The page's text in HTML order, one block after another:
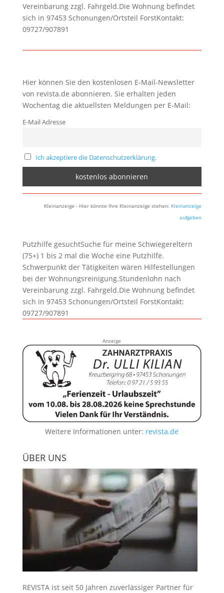
Vereinbarung zzgl. Fahrgeld.Die Wohnung befindet
sich in 97453 Schonungen/Ortsteil ForstKontakt:
09727/907891
Hier können Sie den kostenlosen E-Mail-Newsletter
von revista.de abonnieren. Sie erhalten jeden
Wochentag die aktuellsten Meldungen per E-Mail:
E-Mail Adresse
Ich akzeptiere die Datenschutzerklärung.
Kleinanzeige - Hier könnte Ihre Kleinanzeige stehen: Kleinanzeige
aufgeben
Putzhilfe gesuchtSuche für meine Schwiegereltern
(75+) 1 bis 2 mal die Woche eine Putzhilfe.
Schwerpunkt der Tätigkeiten wären Hilfestellungen
bei der Wohnungsreinigung.Stundenlohn nach
Vereinbarung zzgl. Fahrgeld.Die Wohnung befindet
sich in 97453 Schonungen/Ortsteil ForstKontakt:
09727/907891
Anzeige
Weitere Informationen unter: revista.de
ÜBER UNS
REVISTA ist seit 50 Jahren zuverlässiger Partner für